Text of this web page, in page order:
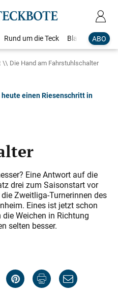
ABO
Rund um die Teck Blaulicht
Die Hand am Fahrstuhlschalter
einen Riesenschritt in
Eine Antwort auf die
drei zum Saisonstart vor
Zweitliga-Turnerinnen des
Eines ist jetzt schon
Weichen in Richtung
selten besser.